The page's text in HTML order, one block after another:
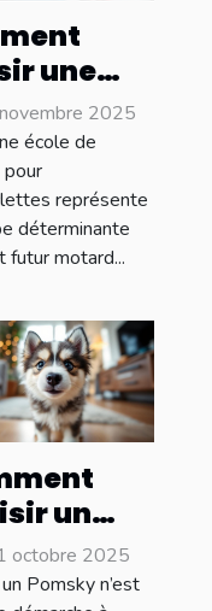
une
de
pour
clés
2025
école de
représente
déterminante
futur motard...
un
à
octobre 2025
Pomsky n’est